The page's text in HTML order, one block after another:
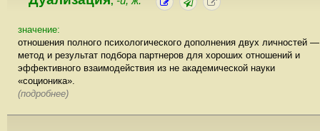
значение:
отношения полного психологического дополнения двух личностей —
метод и результат подбора партнеров для хороших отношений и
эффективного взаимодействия из не академической науки
«соционика».
(подробнее)